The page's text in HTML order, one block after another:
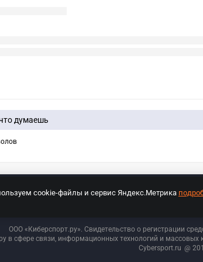
думаешь
ООО «Киберспорт.ру». Свидетельство о регистрации
в сфере связи, информационных технологий и
Cybersport.ru @
cookie-файлы и сервис Яндекс.Метрика